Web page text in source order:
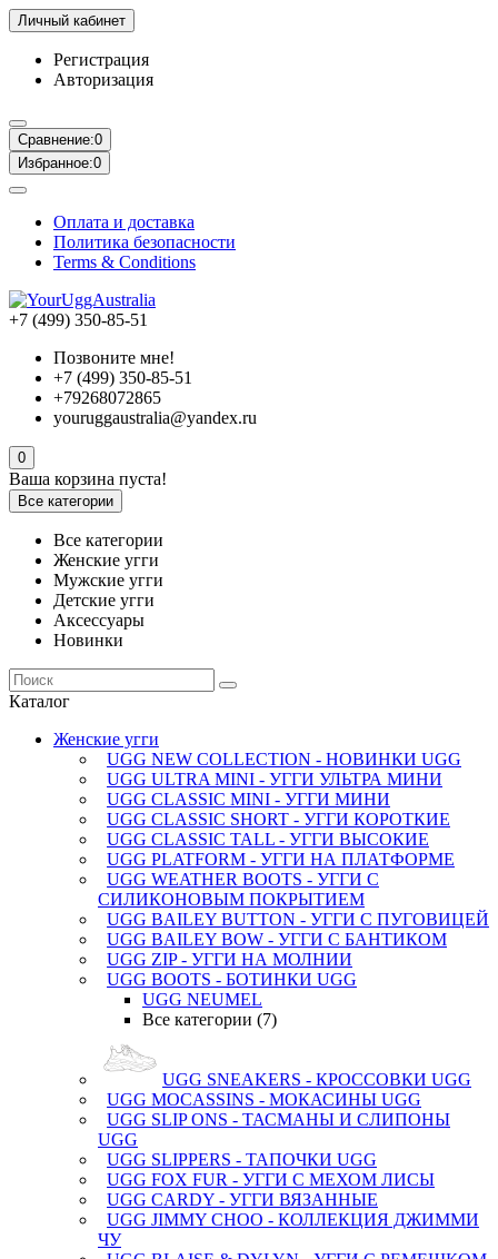
Личный кабинет
Регистрация
Авторизация
Сравнение:0
Избранное:0
Оплата и доставка
Политика безопасности
Terms & Conditions
+7 (499) 350-85-51
Позвоните мне!
+7 (499) 350-85-51
+79268072865
youruggaustralia@yandex.ru
0
Ваша корзина пуста!
Все категории
Все категории
Женские угги
Мужские угги
Детские угги
Аксессуары
Новинки
Каталог
Женские угги
UGG NEW COLLECTION - НОВИНКИ UGG
UGG ULTRA MINI - УГГИ УЛЬТРА МИНИ
UGG CLASSIC MINI - УГГИ МИНИ
UGG CLASSIC SHORT - УГГИ КОРОТКИЕ
UGG CLASSIC TALL - УГГИ ВЫСОКИЕ
UGG PLATFORM - УГГИ НА ПЛАТФОРМЕ
UGG WEATHER BOOTS - УГГИ С
СИЛИКОНОВЫМ ПОКРЫТИЕМ
UGG BAILEY BUTTON - УГГИ С ПУГОВИЦЕЙ
UGG BAILEY BOW - УГГИ С БАНТИКОМ
UGG ZIP - УГГИ НА МОЛНИИ
UGG BOOTS - БОТИНКИ UGG
UGG NEUMEL
Все категории (7)
UGG SNEAKERS - КРОССОВКИ UGG
UGG MOCASSINS - МОКАСИНЫ UGG
UGG SLIP ONS - ТАСМАНЫ И СЛИПОНЫ
UGG
UGG SLIPPERS - ТАПОЧКИ UGG
UGG FOX FUR - УГГИ С МЕХОМ ЛИСЫ
UGG CARDY - УГГИ ВЯЗАННЫЕ
UGG JIMMY CHOO - КОЛЛЕКЦИЯ ДЖИММИ
ЧУ